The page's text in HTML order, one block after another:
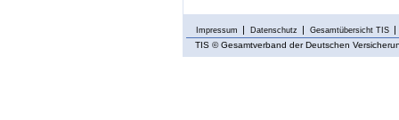
Impressum Datenschutz Gesamtübersicht TIS
TIS © Gesamtverband der Deutschen